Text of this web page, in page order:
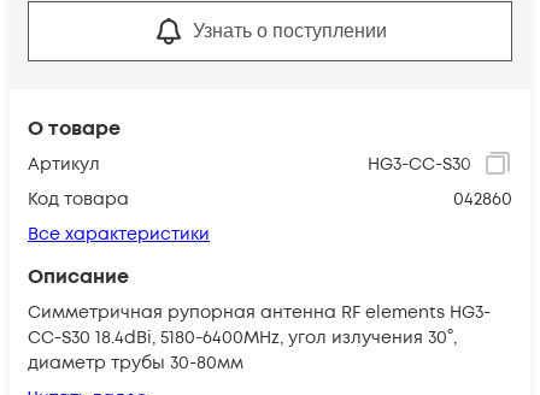
О товаре
Артикул
HG3-CC-S30
Код товара
042860
Все характеристики
Описание
Симметричная рупорная антенна RF elements HG3-
CC-S30 18.4dBi, 5180-6400MHz, угол излучения 30°,
диаметр трубы 30-80мм
Узнать о поступлении